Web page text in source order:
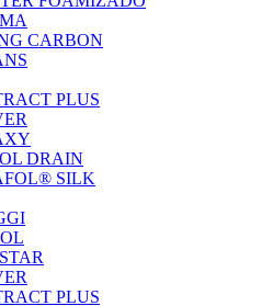
CARBON
PLUS
DRAIN
SILK
PLUS